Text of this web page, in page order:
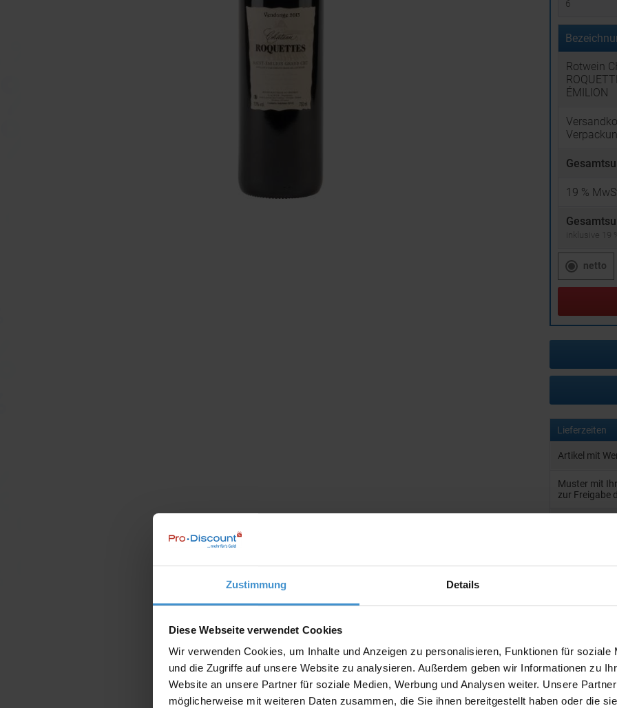
Zustimmung Details
Diese Webseite verwendet Cookies
Wir verwenden Cookies, um Inhalte und Anzeigen zu personalisieren, Funktionen für soziale
und die Zugriffe auf unsere Website zu analysieren. Außerdem geben wir Informationen zu
Website an unsere Partner für soziale Medien, Werbung und Analysen weiter. Unsere
möglicherweise mit weiteren Daten zusammen, die Sie ihnen bereitgestellt haben oder die
Rotwein
ÉMILION
19 %
inklusive 19
netto
Lieferzeiten
Artikel mit
Muster mit
zur Freigabe
Artikelname: